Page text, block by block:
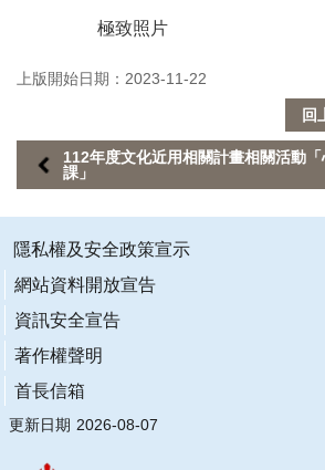
障
網
站
導
覽
見
問
R
S
極致照片
上版開始日期：2023-11-22
回
112年度文化近用相關計畫相關活動
課」
隱私權及安全政策宣示
網站資料開放宣告
資訊安全宣告
著作權聲明
首長信箱
更新日期 2026-08-07